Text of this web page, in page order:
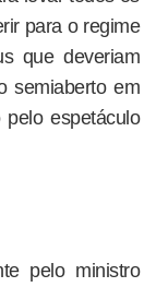
para o regime
que deveriam
semiaberto em
espetáculo
pelo ministro